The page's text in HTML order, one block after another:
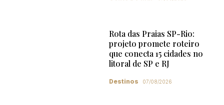
Rota das Praias SP-Rio:
projeto promete roteiro
que conecta 15 cidades no
litoral de SP e RJ
Destinos 07/08/2026